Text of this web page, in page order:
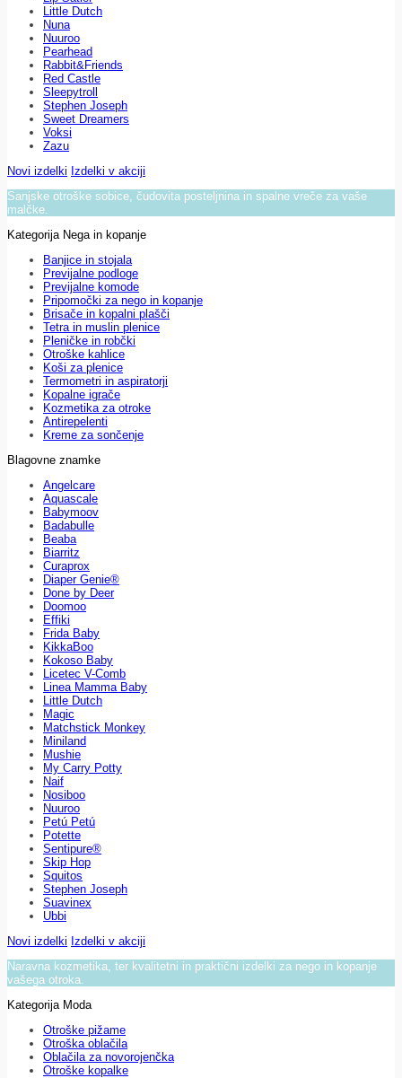
Little Dutch
Nuna
Nuuroo
Pearhead
Rabbit&Friends
Red Castle
Sleepytroll
Stephen Joseph
Sweet Dreamers
Voksi
Zazu
Novi izdelki Izdelki v akciji
Sanjske otroške sobice, čudovita posteljnina in spalne vreče za vaše
malčke.
Kategorija Nega in kopanje
Banjice in stojala
Previjalne podloge
Previjalne komode
Pripomočki za nego in kopanje
Brisače in kopalni plašči
Tetra in muslin plenice
Pleničke in robčki
Otroške kahlice
Koši za plenice
Termometri in aspiratorji
Kopalne igrače
Kozmetika za otroke
Antirepelenti
Kreme za sončenje
Blagovne znamke
Angelcare
Aquascale
Babymoov
Badabulle
Beaba
Biarritz
Curaprox
Diaper Genie®
Done by Deer
Doomoo
Effiki
Frida Baby
KikkaBoo
Kokoso Baby
Licetec V-Comb
Linea Mamma Baby
Little Dutch
Magic
Matchstick Monkey
Miniland
Mushie
My Carry Potty
Naif
Nosiboo
Nuuroo
Petú Petú
Potette
Sentipure®
Skip Hop
Squitos
Stephen Joseph
Suavinex
Ubbi
Novi izdelki Izdelki v akciji
Naravna kozmetika, ter kvalitetni in praktični izdelki za nego in kopanje
vašega otroka.
Kategorija Moda
Otroške pižame
Otroška oblačila
Oblačila za novorojenčka
Otroške kopalke